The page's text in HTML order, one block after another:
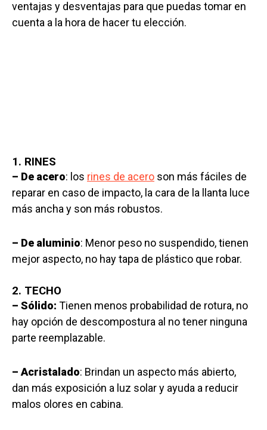
ventajas y desventajas para que puedas tomar en
cuenta a la hora de hacer tu elección.
1. RINES
– De acero: los rines de acero son más fáciles de
reparar en caso de impacto, la cara de la llanta luce
más ancha y son más robustos.
– De aluminio: Menor peso no suspendido, tienen
mejor aspecto, no hay tapa de plástico que robar.
2. TECHO
– Sólido: Tienen menos probabilidad de rotura, no
hay opción de descompostura al no tener ninguna
parte reemplazable.
– Acristalado: Brindan un aspecto más abierto,
dan más exposición a luz solar y ayuda a reducir
malos olores en cabina.